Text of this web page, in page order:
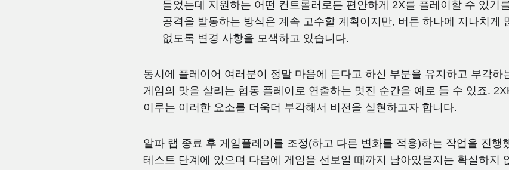
들었는데 지원하는 어떤 컨트롤러로든 편안하게 2X를 플레이할 수 있기
공격을 발동하는 방식은 계속 고수할 계획이지만, 버튼 하나에 지나치게
없도록 변경 사항을 모색하고 있습니다.
동시에 플레이어 여러분이 정말 마음에 든다고 하신 부분을 유지하고 부각하
게임의 맛을 살리는 협동 플레이로 연출하는 멋진 순간을 예로 들 수 있죠.
이루는 이러한 요소를 더욱더 부각해서 비전을 실현하고자 합니다.
알파 랩 종료 후 게임플레이를 조정(하고 다른 변화를 적용)하는 작업을 진행
테스트 단계에 있으며 다음에 게임을 선보일 때까지 남아있을지는 확실하지